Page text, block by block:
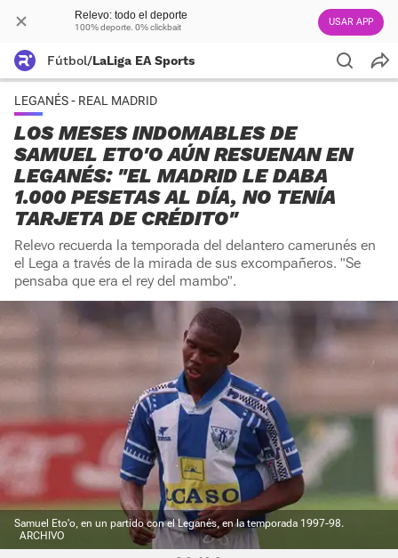
Relevo: todo el deporte
100% deporte. 0% clickbait USAR APP
Fútbol/LaLiga EA Sports
LEGANÉS - REAL MADRID
LOS MESES INDOMABLES DE
SAMUEL ETO'O AÚN RESUENAN EN
LEGANÉS: "EL MADRID LE DABA
1.000 PESETAS AL DÍA, NO TENÍA
TARJETA DE CRÉDITO"
Relevo recuerda la temporada del delantero camerunés en
el Lega a través de la mirada de sus excompañeros. "Se
pensaba que era el rey del mambo".
Samuel Eto'o, en un partido con el Leganés, en la temporada 1997-98.
ARCHIVO